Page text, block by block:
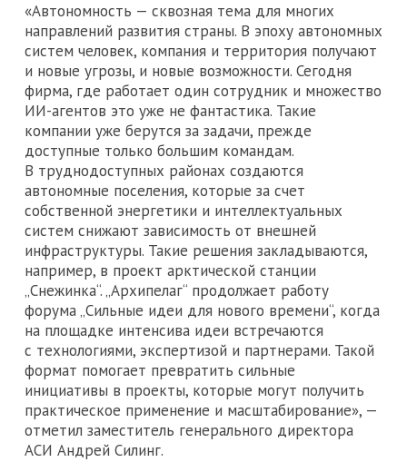
«Автономность — сквозная тема для многих
направлений развития страны. В эпоху автономных
систем человек, компания и территория получают
и новые угрозы, и новые возможности. Сегодня
фирма, где работает один сотрудник и множество
ИИ-агентов это уже не фантастика. Такие
компании уже берутся за задачи, прежде
доступные только большим командам.
В труднодоступных районах создаются
автономные поселения, которые за счет
собственной энергетики и интеллектуальных
систем снижают зависимость от внешней
инфраструктуры. Такие решения закладываются,
например, в проект арктической станции
„Снежинка“. „Архипелаг“ продолжает работу
форума „Сильные идеи для нового времени“, когда
на площадке интенсива идеи встречаются
с технологиями, экспертизой и партнерами. Такой
формат помогает превратить сильные
инициативы в проекты, которые могут получить
практическое применение и масштабирование», —
отметил заместитель генерального директора
АСИ Андрей Силинг.